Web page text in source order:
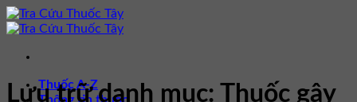
Bỏ
qua
dung
Thuốc A-Z
Lưu trữ danh mục:
Thuốc gây